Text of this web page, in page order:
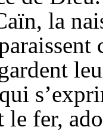
la
fer,